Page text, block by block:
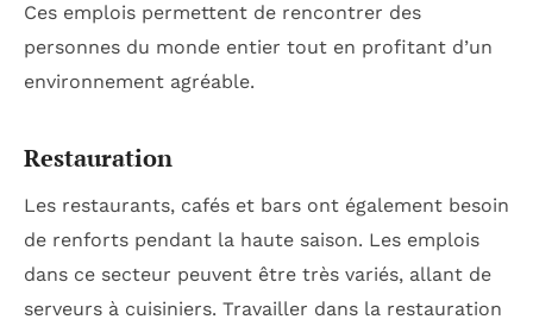
Ces emplois permettent de rencontrer des
personnes du monde entier tout en profitant d’un
environnement agréable.
Restauration
Les restaurants, cafés et bars ont également besoin
de renforts pendant la haute saison. Les emplois
dans ce secteur peuvent être très variés, allant de
serveurs à cuisiniers. Travailler dans la restauration